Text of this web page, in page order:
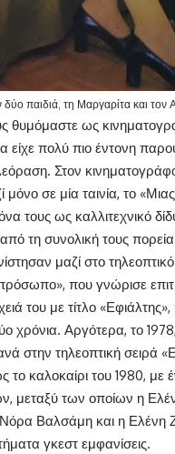
παιδιά, τη Μαργαρίτα και τον
θυμόμαστε ως
είχε πολύ πιο έντονη
Στον
μόνο σε μία ταινία, το
τους ως καλλιτεχνικό
τη συνολική τους
μαζί στο
που γνώρισε
του με τίτλο «Εφιάλτης»,
χρόνια. Αργότερα, το 1978,
στην τηλεοπτική σειρά
το καλοκαίρι του 1980, με
μεταξύ των οποίων η
Βαλσάμη και η Ελένη
γκεστ εμφανίσεις.